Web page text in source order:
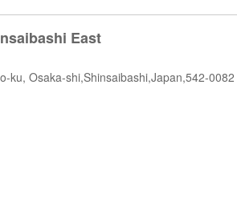
East
ku, Osaka-shi,Shinsaibashi,Japan,542-0082